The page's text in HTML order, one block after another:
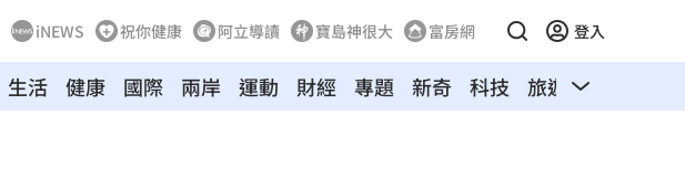
iNEWS 祝你健康 阿立導讀 寶島神很大 富房網 登入
生活 健康 國際 兩岸 運動 財經 專題 新奇 科技 旅遊 汽車